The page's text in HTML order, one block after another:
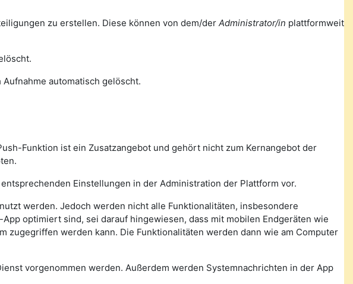
zu erstellen. Diese können von dem/der Administrator/in plattformweit
automatisch gelöscht.
Funktion ist ein Zusatzangebot und gehört nicht zum Kernangebot der
Einstellungen in der Administration der Plattform vor.
werden. Jedoch werden nicht alle Funktionalitäten, insbesondere
optimiert sind, sei darauf hingewiesen, dass mit mobilen Endgeräten wie
werden kann. Die Funktionalitäten werden dann wie am Computer
vorgenommen werden. Außerdem werden Systemnachrichten in der App